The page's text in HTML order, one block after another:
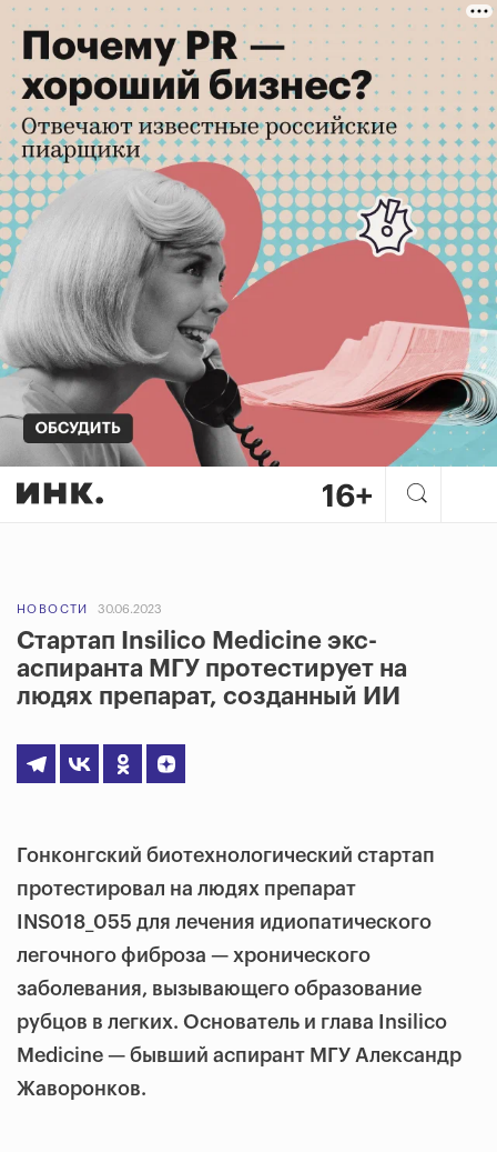
НОВОСТИ 30.06.2023
Стартап Insilico Medicine экс-
аспиранта МГУ протестирует на
людях препарат, созданный ИИ
Гонконгский биотехнологический стартап
протестировал на людях препарат
INS018_055 для лечения идиопатического
легочного фиброза — хронического
заболевания, вызывающего образование
рубцов в легких. Основатель и глава Insilico
Medicine — бывший аспирант МГУ Александр
Жаворонков.